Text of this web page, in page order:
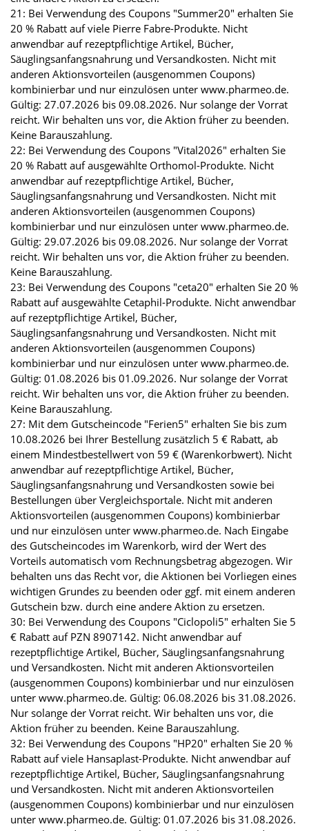
21: Bei Verwendung des Coupons "Summer20" erhalten Sie
20 % Rabatt auf viele Pierre Fabre-Produkte. Nicht
anwendbar auf rezeptpflichtige Artikel, Bücher,
Säuglingsanfangsnahrung und Versandkosten. Nicht mit
anderen Aktionsvorteilen (ausgenommen Coupons)
kombinierbar und nur einzulösen unter www.pharmeo.de.
Gültig: 27.07.2026 bis 09.08.2026. Nur solange der Vorrat
reicht. Wir behalten uns vor, die Aktion früher zu beenden.
Keine Barauszahlung.
22: Bei Verwendung des Coupons "Vital2026" erhalten Sie
20 % Rabatt auf ausgewählte Orthomol-Produkte. Nicht
anwendbar auf rezeptpflichtige Artikel, Bücher,
Säuglingsanfangsnahrung und Versandkosten. Nicht mit
anderen Aktionsvorteilen (ausgenommen Coupons)
kombinierbar und nur einzulösen unter www.pharmeo.de.
Gültig: 29.07.2026 bis 09.08.2026. Nur solange der Vorrat
reicht. Wir behalten uns vor, die Aktion früher zu beenden.
Keine Barauszahlung.
23: Bei Verwendung des Coupons "ceta20" erhalten Sie 20 %
Rabatt auf ausgewählte Cetaphil-Produkte. Nicht anwendbar
auf rezeptpflichtige Artikel, Bücher,
Säuglingsanfangsnahrung und Versandkosten. Nicht mit
anderen Aktionsvorteilen (ausgenommen Coupons)
kombinierbar und nur einzulösen unter www.pharmeo.de.
Gültig: 01.08.2026 bis 01.09.2026. Nur solange der Vorrat
reicht. Wir behalten uns vor, die Aktion früher zu beenden.
Keine Barauszahlung.
27: Mit dem Gutscheincode "Ferien5" erhalten Sie bis zum
10.08.2026 bei Ihrer Bestellung zusätzlich 5 € Rabatt, ab
einem Mindestbestellwert von 59 € (Warenkorbwert). Nicht
anwendbar auf rezeptpflichtige Artikel, Bücher,
Säuglingsanfangsnahrung und Versandkosten sowie bei
Bestellungen über Vergleichsportale. Nicht mit anderen
Aktionsvorteilen (ausgenommen Coupons) kombinierbar
und nur einzulösen unter www.pharmeo.de. Nach Eingabe
des Gutscheincodes im Warenkorb, wird der Wert des
Vorteils automatisch vom Rechnungsbetrag abgezogen. Wir
behalten uns das Recht vor, die Aktionen bei Vorliegen eines
wichtigen Grundes zu beenden oder ggf. mit einem anderen
Gutschein bzw. durch eine andere Aktion zu ersetzen.
30: Bei Verwendung des Coupons "Ciclopoli5" erhalten Sie 5
€ Rabatt auf PZN 8907142. Nicht anwendbar auf
rezeptpflichtige Artikel, Bücher, Säuglingsanfangsnahrung
und Versandkosten. Nicht mit anderen Aktionsvorteilen
(ausgenommen Coupons) kombinierbar und nur einzulösen
unter www.pharmeo.de. Gültig: 06.08.2026 bis 31.08.2026.
Nur solange der Vorrat reicht. Wir behalten uns vor, die
Aktion früher zu beenden. Keine Barauszahlung.
32: Bei Verwendung des Coupons "HP20" erhalten Sie 20 %
Rabatt auf viele Hansaplast-Produkte. Nicht anwendbar auf
rezeptpflichtige Artikel, Bücher, Säuglingsanfangsnahrung
und Versandkosten. Nicht mit anderen Aktionsvorteilen
(ausgenommen Coupons) kombinierbar und nur einzulösen
unter www.pharmeo.de. Gültig: 01.07.2026 bis 31.08.2026.